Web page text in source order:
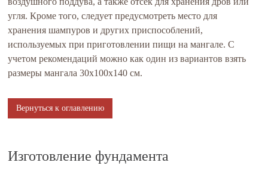
угля. Кроме того, следует предусмотреть место для
хранения шампуров и других приспособлений,
используемых при приготовлении пищи на мангале. С
учетом рекомендаций можно как один из вариантов взять
размеры мангала 30х100х140 см.
Вернуться к оглавлению
Изготовление фундамента